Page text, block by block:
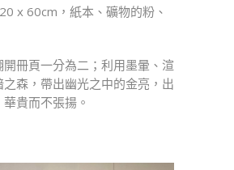
x 60cm，紙本、礦物的粉、
冊頁一分為二；利用墨暈、渲
之森，帶出幽光之中的金亮，出
貴而不張揚。